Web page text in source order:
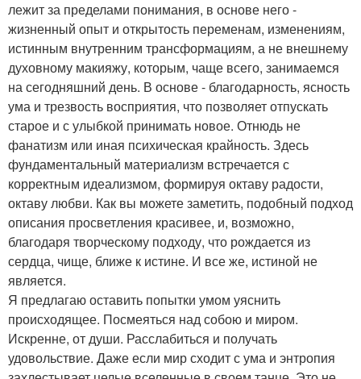
лежит за пределами понимания, в основе него -
жизненный опыт и открытость переменам, изменениям,
истинным внутренним трансформациям, а не внешнему
духовному макияжу, которым, чаще всего, занимаемся
на сегодняшний день. В основе - благодарность, ясность
ума и трезвость восприятия, что позволяет отпускать
старое и с улыбкой принимать новое. Отнюдь не
фанатизм или иная психическая крайность. Здесь
фундаментальный материализм встречается с
корректным идеализмом, формируя октаву радости,
октаву любви. Как вы можете заметить, подобный подход
описания просветления красивее, и, возможно,
благодаря творческому подходу, что рождается из
сердца, чище, ближе к истине. И все же, истиной не
является.
Я предлагаю оставить попытки умом уяснить
происходящее. Посмеяться над собою и миром.
Искренне, от души. Расслабиться и получать
удовольствие. Даже если мир сходит с ума и энтропия